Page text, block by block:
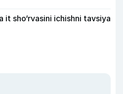
it sho‘rvasini ichishni tavsiya